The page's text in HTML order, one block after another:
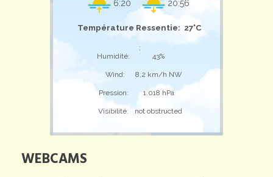
6:20 20:56
Température Ressentie: 27°C
;
Humidité:
43%
Wind: 8,2 km/h NW
Pression: 1.018 hPa
Visibilité: not obstructed
WEBCAMS